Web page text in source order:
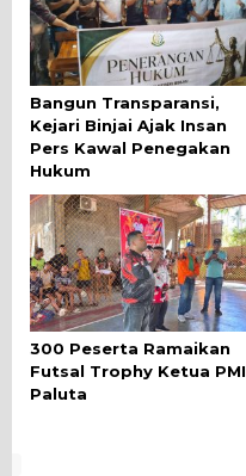
Bangun Transparansi,
Kejari Binjai Ajak Insan
Pers Kawal Penegakan
Hukum
300 Peserta Ramaikan
Futsal Trophy Ketua PMI
Paluta